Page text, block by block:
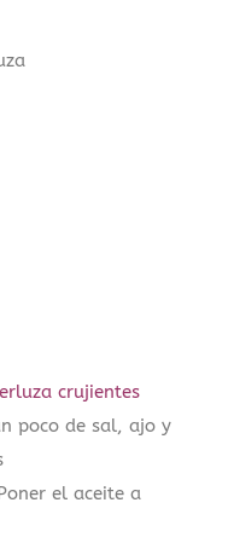
crujientes
poco de sal, ajo y
el aceite a